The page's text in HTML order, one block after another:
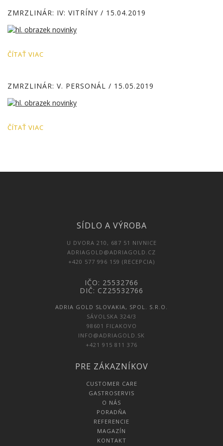
ZMRZLINÁR: IV: VITRÍNY / 15.04.2019
ČÍTAŤ VIAC
ZMRZLINÁR: V. PERSONÁL / 15.05.2019
ČÍTAŤ VIAC
SÍDLO A VÝROBA
U DVORA 210, 687 51 NIVNICE
ADRIAGOLD@ADRIAGOLD.CZ
+420 577 996 159 (RECEPCIA)
IČO: 25532766
DIČ: CZ25532766
ADRIA GOLD SLOVAKIA, SPOL. S.R.O.
SÁVOLSKA 324/3
98601 FIĽAKOVO
INFO@ADRIAGOLD.SK
+421 915 811 376
PRE ZÁKAZNÍKOV
CUSTOMER CARE
GASTROSERVIS
O NÁS
PORADŇA
REFERENCIE
MAGAZÍN
KONTAKT